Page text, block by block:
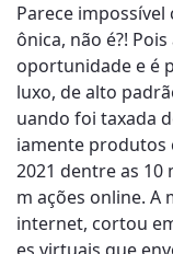
Parece
ônica, não é?!
oportunidade e é
luxo, de alto
uando foi taxada
iamente produtos
2021 dentre as 10
m ações online.
internet, cortou